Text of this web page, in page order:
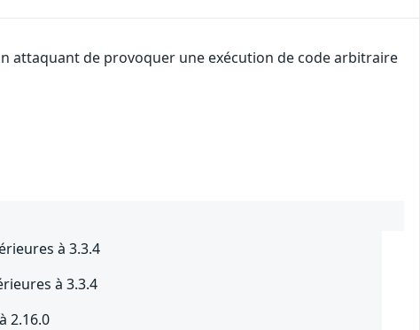
attaquant de provoquer une exécution de code arbitraire
à 3.3.4
à 3.3.4
2.16.0